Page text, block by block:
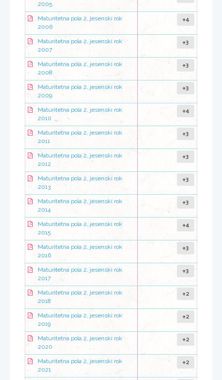
2005
Maturitetna pola 2, jesenski rok
2006
+4
Maturitetna pola 2, jesenski rok
2007
+3
Maturitetna pola 2, jesenski rok
2008
+3
Maturitetna pola 2, jesenski rok
2009
+3
Maturitetna pola 2, jesenski rok
2010
+4
Maturitetna pola 2, jesenski rok
2011
+3
Maturitetna pola 2, jesenski rok
2012
+3
Maturitetna pola 2, jesenski rok
2013
+3
Maturitetna pola 2, jesenski rok
2014
+3
Maturitetna pola 2, jesenski rok
2015
+4
Maturitetna pola 2, jesenski rok
2016
+3
Maturitetna pola 2, jesenski rok
2017
+3
Maturitetna pola 2, jesenski rok
2018
+2
Maturitetna pola 2, jesenski rok
2019
+2
Maturitetna pola 2, jesenski rok
2020
+2
Maturitetna pola 2, jesenski rok
2021
+2